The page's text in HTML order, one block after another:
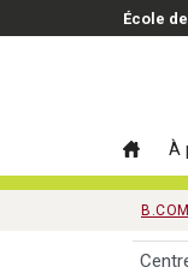
Passer au contenu
École
À